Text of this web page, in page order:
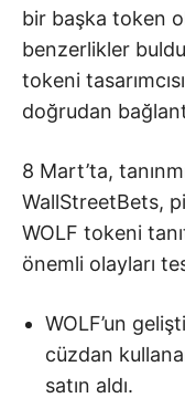
bir başka token
benzerlikler
tokeni
doğrudan
8 Mart’ta,
WallStreetBets,
WOLF tokeni
önemli olayları
WOLF’un
cüzdan
satın aldı.